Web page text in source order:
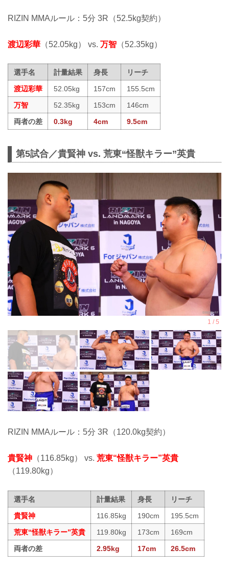
RIZIN MMAルール：5分 3R（52.5kg契約）
渡辺彩華 （52.05kg） vs. 万智 （52.35kg）
選手名 計量結果 身長
リーチ
渡辺彩華
52.05kg 157cm
155.5cm
万智
52.35kg 153cm
146cm
両者の差
0.3kg 4cm 9.5cm
第5試合／貴賢神 vs. 荒東“怪獣キラー”英貴
RIZIN MMAルール：5分 3R（120.0kg契約）
貴賢神 （116.85kg） vs. 荒東“怪獣キラー”英貴
（119.80kg）
選手名 計量結果 身長
リーチ
貴賢神
116.85kg 190cm
195.5cm
荒東“怪獣キラー”英貴
119.80kg 173cm
169cm
両者の差
2.95kg 17cm 26.5cm